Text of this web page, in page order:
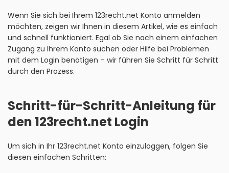
Wenn Sie sich bei Ihrem 123recht.net Konto anmelden
möchten, zeigen wir Ihnen in diesem Artikel, wie es einfach
und schnell funktioniert. Egal ob Sie nach einem einfachen
Zugang zu Ihrem Konto suchen oder Hilfe bei Problemen
mit dem Login benötigen – wir führen Sie Schritt für Schritt
durch den Prozess.
Schritt-für-Schritt-Anleitung für
den 123recht.net Login
Um sich in Ihr 123recht.net Konto einzuloggen, folgen Sie
diesen einfachen Schritten: